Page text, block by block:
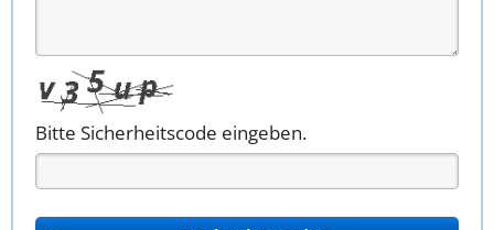
Bitte Sicherheitscode eingeben.